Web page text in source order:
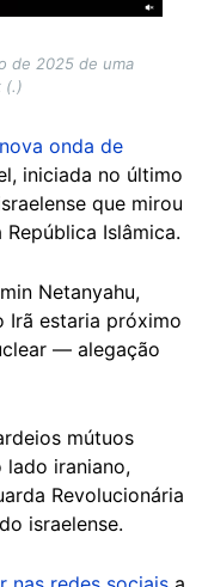
de 2025 de uma
(.)
nova onda de
iniciada no último
que mirou
Islâmica.
Netanyahu,
Irã estaria próximo
— alegação
mútuos
iraniano,
Revolucionária
israelense.